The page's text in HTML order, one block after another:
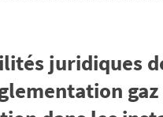
juridiques
gaz